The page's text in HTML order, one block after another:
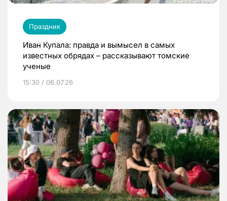
Праздник
Иван Купала: правда и вымысел в самых
известных обрядах – рассказывают томские
ученые
15:30 / 06.07.26